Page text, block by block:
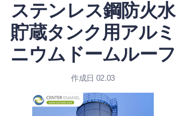
ステンレス鋼防火水
貯蔵タンク用アルミ
ニウムドームルーフ
作成日 02.03
プロジェクト事例
見積もり依頼